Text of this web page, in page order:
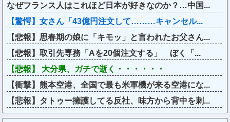
なぜフランス人はこれほど日本が好きなのか？…中国...
【驚愕】女さん「43億円注文して………キャンセル...
【悲報】思春期の娘に「キモッ」と言われたお父さん...
【悲報】取引先専務「Aを20個注文する」 ぼく「...
【悲報】 大分県、ガチで逝く・・・・・・
【衝撃】熊本空港、全国で最も米軍機が来る空港にな...
【悲報】タトゥー擁護してる反社、味方から背中を刺...